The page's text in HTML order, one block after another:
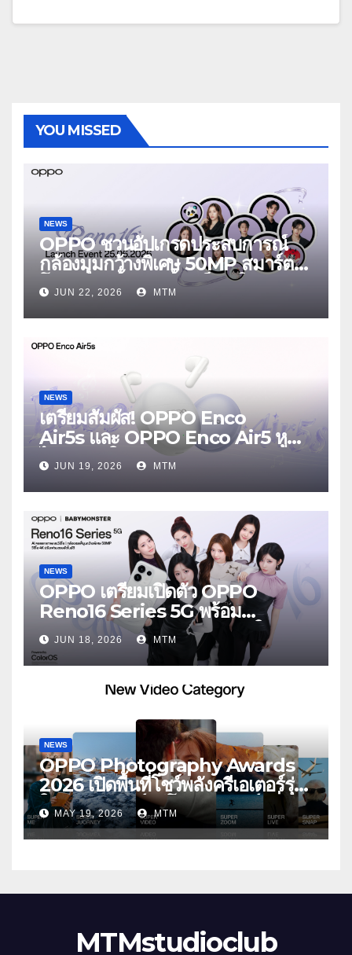
YOU MISSED
NEWS
OPPO ชวนอัปเกรดประสบการณ์
กล้องมุมกว้างพิเศษ 50MP สมาร์ต
โฟนเพื่อนซี้ เทรนดี้ทุกช็อต ใน
งาน OPPO Reno16 Series 5G
Launch Event 25 มิถุนายนนี้
JUN 22, 2026 MTM
NEWS
เตรียมสัมผัส! OPPO Enco
Air5s และ OPPO Enco Air5 หูฟัง
ไร้สายรุ่นใหม่ล่าสุด มาพร้อมระบบ
ตัดเสียงรบกวน เบาสบายเหมือนไม่ได้
ใส่
JUN 19, 2026 MTM
NEWS
OPPO เตรียมเปิดตัว OPPO
Reno16 Series 5G พร้อม
ประกาศ BABYMONSTER ใน
ฐานะ Reno Girls ชวนสัมผัส
ประสบการณ์ถ่ายภาพมุมกว้างพิเศษที่
อัปเกรดไปอีกขั้น กับ 4 สี 4 เทรนดี้
JUN 18, 2026 MTM
NEWS
OPPO Photography Awards
2026 เปิดพื้นที่โชว์พลังครีเอเตอร์รุ่น
ใหม่ รับเทรนด์วิดีโอคอนเทนต์ เพิ่ม
หมวด “Super Video” ครั้งแรก
MAY 19, 2026 MTM
MTMstudioclub